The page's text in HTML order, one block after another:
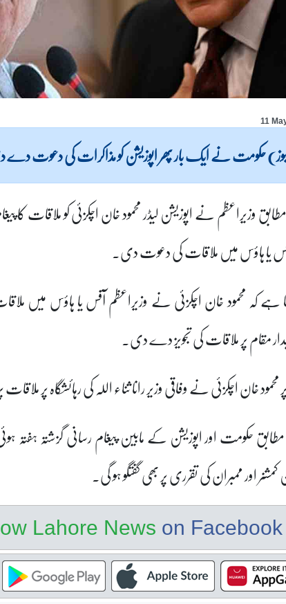
11
حکومت نے ایک بار پھر اپوزیشن کو مذاکرات کی دعوت
وزیراعظم نے اپوزیشن لیڈر محمود خان اچکزئی کو ملاقات کا
یا ہاؤس میں ملاقات کی دعوت دی۔
ہے کہ محمود خان اچکزئی نے وزیراعظم آفس یا ہاؤس میں
مقام پر ملاقات کی تجویز دے دی۔
محمود خان اچکزئی نے وفاقی وزیر رانا ثناء اللہ کی رہائشگاہ پر
حکومت اور اپوزیشن کے مابین پیغام رسانی گزشتہ ہفتہ
اور ممبران کی تقرری پر بھی گفتگو ہو گی۔
Lahore News on Facebook